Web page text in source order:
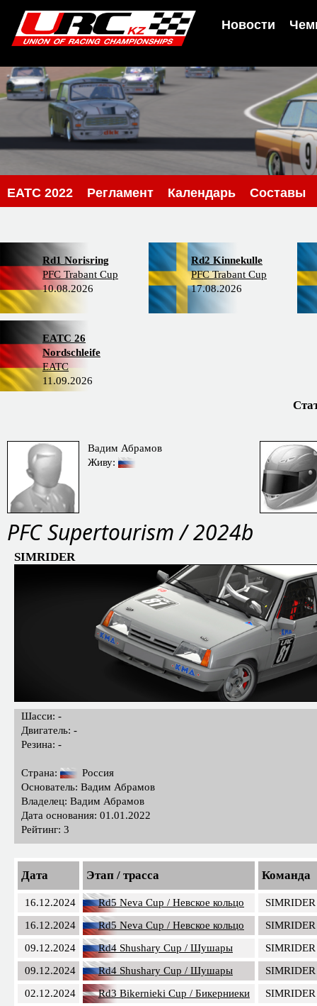
Новости
EATC 2022 Регламент Календарь Составы
Rd1 Norisring
PFC Trabant Cup
10.08.2026
Rd2 Kinnekulle
PFC Trabant Cup
17.08.2026
EATC 26
Nordschleife
EATC
11.09.2026
Вадим Абрамов
Живу:
PFC Supertourism / 2024b
SIMRIDER
Шасси: -
Двигатель: -
Резина: -
Страна:
Россия
Основатель: Вадим Абрамов
Владелец: Вадим Абрамов
Дата основания: 01.01.2022
Рейтинг: 3
Дата Этап / трасса Команда
16.12.2024 Rd5 Neva Cup / Невское кольцо
SIMRIDER
16.12.2024
Rd5 Neva Cup / Невское кольцо
SIMRIDER
09.12.2024
Rd4 Shushary Cup / Шушары
SIMRIDER
09.12.2024
Rd4 Shushary Cup / Шушары
SIMRIDER
02.12.2024
Rd3 Bikernieki Cup / Бикерниеки
SIMRIDER